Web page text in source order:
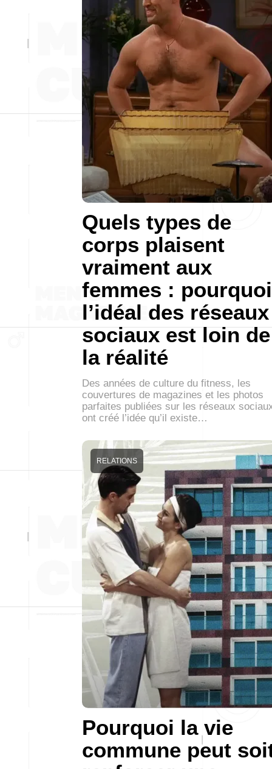
Quels types de
corps plaisent
vraiment aux
femmes : pourquoi
l’idéal des réseaux
sociaux est loin de
la réalité
Des années de culture du fitness, les
couvertures de magazines et les photos
parfaites publiées sur les réseaux
ont créé l’idée qu’il existe…
Pourquoi la vie
commune peut
RELATIONS